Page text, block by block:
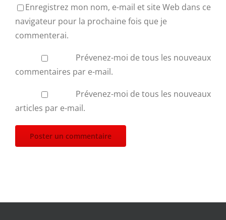
Enregistrez mon nom, e-mail et site Web dans ce
navigateur pour la prochaine fois que je
commenterai.
Prévenez-moi de tous les nouveaux
commentaires par e-mail.
Prévenez-moi de tous les nouveaux
articles par e-mail.